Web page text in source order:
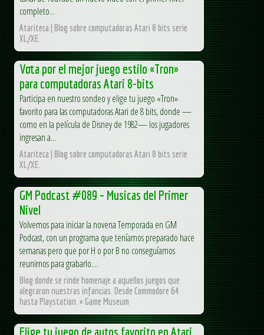
completo...
Atariteca | Blog sobre computadoras Atari 8 bits serie
XL/XE.
Vota por el mejor juego estilo «Tron»
para computadoras Atari 8-bits
Participa en nuestro sondeo y elige tu juego «Tron»
favorito para las computadoras Atari de 8 bits, donde —
como en la película de Disney de 1982— los jugadores
ingresan a...
Atariteca | Blog sobre computadoras Atari 8 bits serie
XL/XE.
GM Podcast #089 – Musicas del Primer
Nivel
Volvemos para iniciar la novena Temporada en GM
Podcast, con un programa que teníamos preparado hace
semanas pero que por H o por B no conseguíamos
reunirnos para grabarlo....
Blog donde se rinde homenaje a aquellos juegos que
alegraron nuestras infancias. Desde Commodore 64
hasta Playstation. » Game Museum
Elige tu juego de autos favorito en Atari